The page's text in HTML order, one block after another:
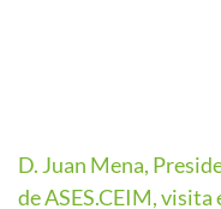
D. Juan Mena,
de ASES.CEIM, visita